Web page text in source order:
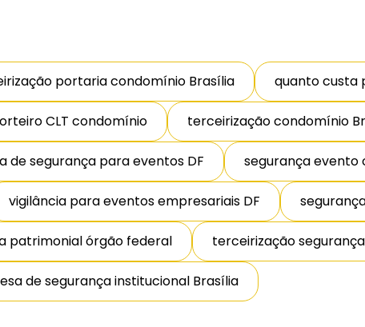
portaria condomínio Brasília quanto custa
CLT condomínio terceirização condomínio
de segurança para eventos DF segurança evento
vigilância para eventos empresariais DF
patrimonial órgão federal terceirização
de segurança institucional Brasília